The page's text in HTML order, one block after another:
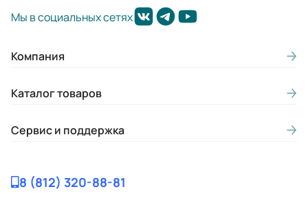
Мы в социальных сетях
Компания
Каталог товаров
Сервис и поддержка
8 (812) 320-88-81